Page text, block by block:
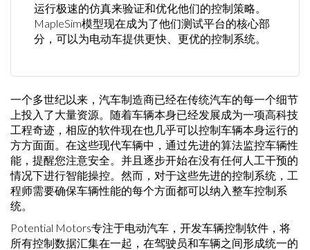
运行极速的仿真来验证和优化他们的控制策略。
MapleSim模型现在成为了他们测试平台的核心部
分，可以为电动车提供更快、更优的控制系统。
一个多世纪以来，汽车制造商已经在传统汽车的每一个细节
上投入了大量资源。随着车辆本身已经发展成为一项高科技
工程奇迹，相应的软件现在也几乎可以控制车辆本身运行的
方方面面。在这些现代车辆中，通过先进的算法监控车辆性
能，提醒您注意安全。并且逐步开始在没有任何人工干预的
情况下进行智能操控。然而，对于这些先进的控制系统，工
程师需要确保车辆性能的每个方面都可以纳入整车控制系
统。
Potential Motors专注于电动汽车，开发车辆控制软件，将
所有控制数据汇集在一起，在驾驶员和车辆之间形成统一的